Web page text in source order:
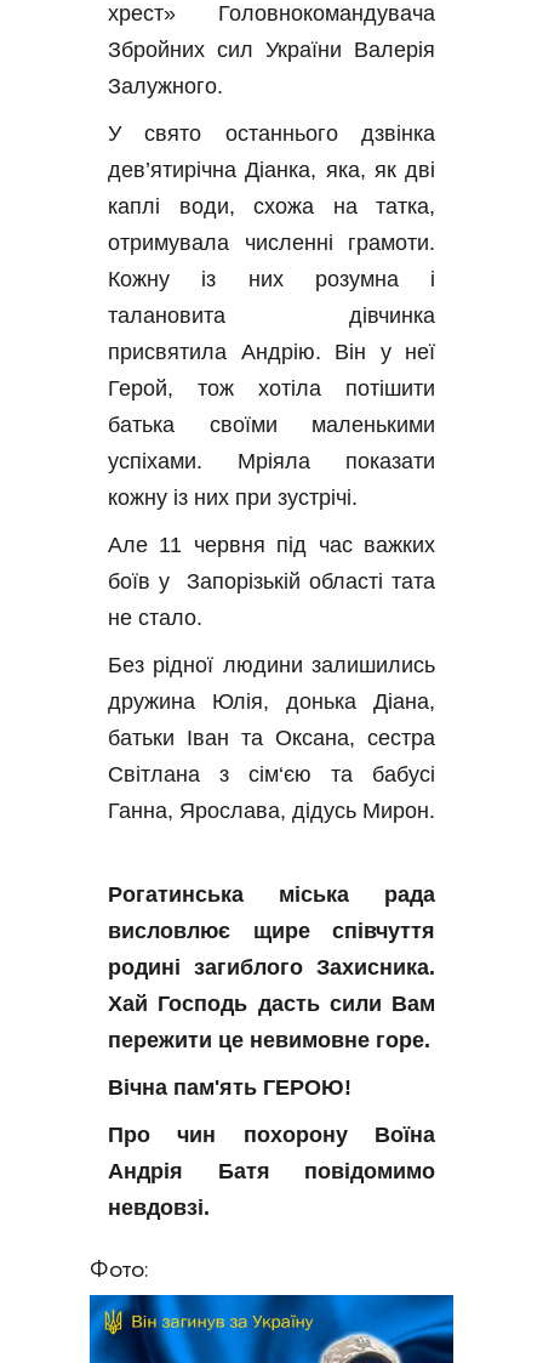
хрест» Головнокомандувача
Збройних сил України Валерія
Залужного.
У свято останнього дзвінка
дев’ятирічна Діанка, яка, як дві
каплі води, схожа на татка,
отримувала численні грамоти.
Кожну із них розумна і
талановита дівчинка
присвятила Андрію. Він у неї
Герой, тож хотіла потішити
батька своїми маленькими
успіхами. Мріяла показати
кожну із них при зустрічі.
Але 11 червня під час важких
боїв у  Запорізькій області тата
не стало.
Без рідної людини залишились
дружина Юлія, донька Діана,
батьки Іван та Оксана, сестра
Світлана з сім‘єю та бабусі
Ганна, Ярослава, дідусь Мирон.
Рогатинська міська рада
висловлює щире співчуття
родині загиблого Захисника.
Хай Господь дасть сили Вам
пережити це невимовне горе.
Вічна пам'ять ГЕРОЮ!
Про чин похорону Воїна
Андрія Батя повідомимо
невдовзі.
Фото: